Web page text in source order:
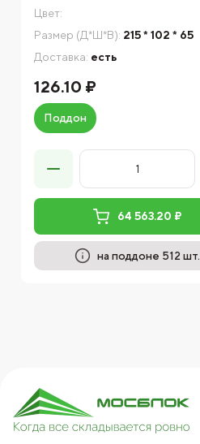
Цвет:
Размер (Д*Ш*В): 215 * 102 * 65
Доставка: есть
126.10 ₽
Поддон
64 563.20 ₽
на поддоне 512 шт.